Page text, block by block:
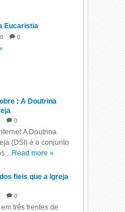
Eucaristia
0
: A Doutrina
0
A Doutrina
(DSI) é o conjunto
...Read more »
fieis que a Igreja
0
três frentes de